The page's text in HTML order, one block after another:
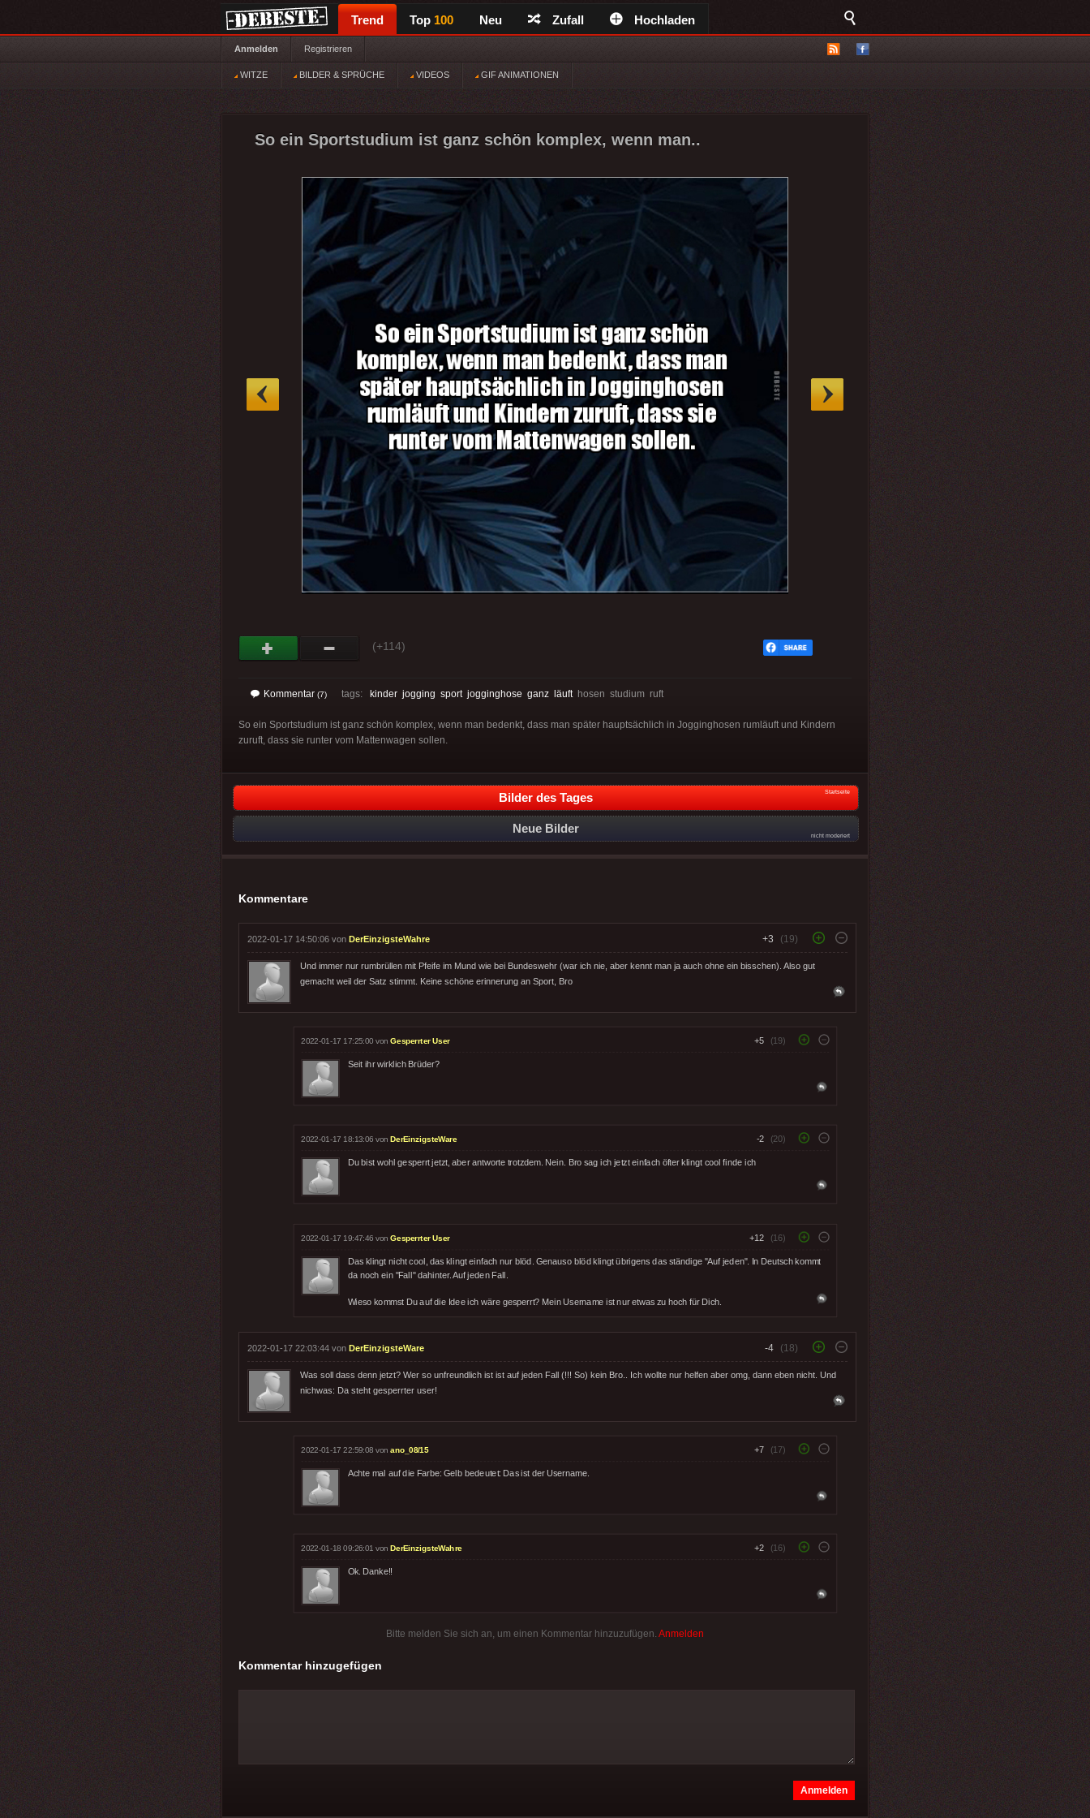
Trend Top 100 Neu Zufall Hochladen
Anmelden Registrieren
WITZE BILDER & SPRÜCHE VIDEOS GIF ANIMATIONEN
So ein Sportstudium ist ganz schön komplex, wenn man..
(+114)
Kommentar (7) tags: kinder jogging sport jogginghose ganz läufthosen studium ruft
So ein Sportstudium ist ganz schön komplex, wenn man bedenkt, dass man später hauptsächlich in Jogginghosen rumläuft und Kindern
zuruft, dass sie runter vom Mattenwagen sollen.
Bilder des Tages Startseite
Neue Bilder
nicht moderiert
Kommentare
2022-01-17 14:50:06 von DerEinzigsteWahre +3 (19)
Und immer nur rumbrüllen mit Pfeife im Mund wie bei Bundeswehr (war ich nie, aber kennt man ja auch ohne ein bisschen). Also gut
gemacht weil der Satz stimmt. Keine schöne erinnerung an Sport, Bro
2022-01-17 17:25:00 vonGesperrter User +5 (19)
Seit ihr wirklich Brüder?
2022-01-17 18:13:06 vonDerEinzigsteWare -2 (20)
Du bist wohl gesperrt jetzt, aber antworte trotzdem. Nein. Bro sag ich jetzt einfach öfter klingt cool finde ich
2022-01-17 19:47:46 vonGesperrter User +12 (16)
Das klingt nicht cool, das klingt einfach nur blöd. Genauso blöd klingt übrigens das ständige "Auf jeden". In Deutsch kommt
da noch ein "Fall" dahinter. Auf jeden Fall.
Wieso kommst Du auf die Idee ich wäre gesperrt? Mein Username ist nur etwas zu hoch für Dich.
2022-01-17 22:03:44 von DerEinzigsteWare -4 (18)
Was soll dass denn jetzt? Wer so unfreundlich ist ist auf jeden Fall (!!! So) kein Bro.. Ich wollte nur helfen aber omg, dann eben nicht. Und
nichwas: Da steht gesperrter user!
2022-01-17 22:59:08 vonano_08/15 +7 (17)
Achte mal auf die Farbe: Gelb bedeutet: Das ist der Username.
2022-01-18 09:26:01 vonDerEinzigsteWahre +2 (16)
Ok. Danke!!
Bitte melden Sie sich an, um einen Kommentar hinzuzufügen. Anmelden
Kommentar hinzugefügen